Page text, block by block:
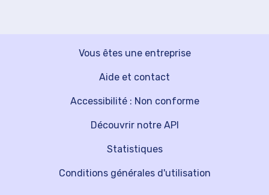
Vous êtes une entreprise
Découvrir notre API
Aide et contact
Statistiques
Accessibilité : Non conforme
Conditions générales d'utilisation